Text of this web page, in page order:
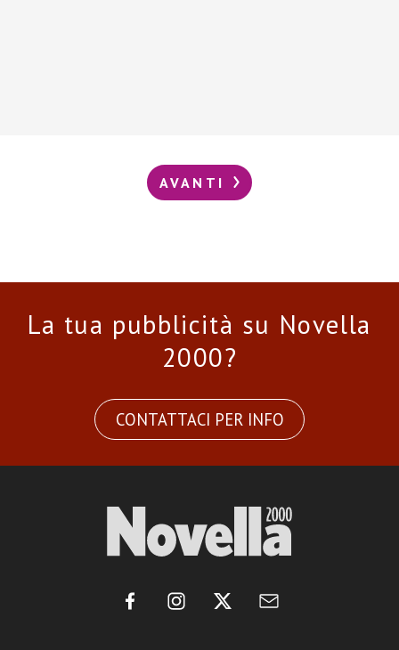
AVANTI
La tua pubblicità su Novella
2000?
CONTATTACI PER INFO